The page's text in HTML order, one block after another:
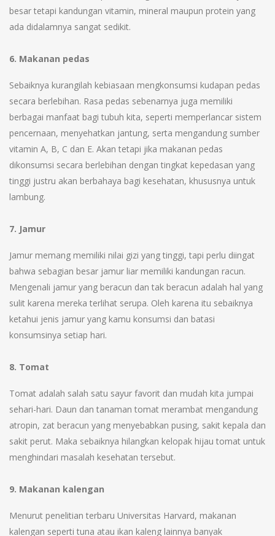
besar tetapi kandungan vitamin, mineral maupun protein yang
ada didalamnya sangat sedikit.
6. Makanan pedas
Sebaiknya kurangilah kebiasaan mengkonsumsi kudapan pedas
secara berlebihan. Rasa pedas sebenarnya juga memiliki
berbagai manfaat bagi tubuh kita, seperti memperlancar sistem
pencernaan, menyehatkan jantung, serta mengandung sumber
vitamin A, B, C dan E. Akan tetapi jika makanan pedas
dikonsumsi secara berlebihan dengan tingkat kepedasan yang
tinggi justru akan berbahaya bagi kesehatan, khususnya untuk
lambung.
7. Jamur
Jamur memang memiliki nilai gizi yang tinggi, tapi perlu diingat
bahwa sebagian besar jamur liar memiliki kandungan racun.
Mengenali jamur yang beracun dan tak beracun adalah hal yang
sulit karena mereka terlihat serupa. Oleh karena itu sebaiknya
ketahui jenis jamur yang kamu konsumsi dan batasi
konsumsinya setiap hari.
8. Tomat
Tomat adalah salah satu sayur favorit dan mudah kita jumpai
sehari-hari. Daun dan tanaman tomat merambat mengandung
atropin, zat beracun yang menyebabkan pusing, sakit kepala dan
sakit perut. Maka sebaiknya hilangkan kelopak hijau tomat untuk
menghindari masalah kesehatan tersebut.
9. Makanan kalengan
Menurut penelitian terbaru Universitas Harvard, makanan
kalengan seperti tuna atau ikan kaleng lainnya banyak